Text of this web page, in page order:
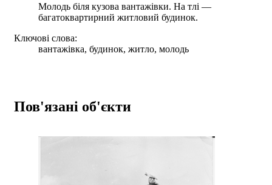
Молодь біля кузова вантажівки. На тлі —
багатоквартирний житловий будинок.
Ключові слова:
вантажівка, будинок, житло, молодь
Пов'язані об'єкти